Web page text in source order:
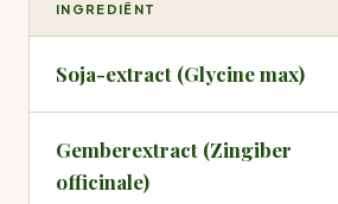
INGREDIËNT
Soja-extract (Glycine max)
Gemberextract (Zingiber
officinale)